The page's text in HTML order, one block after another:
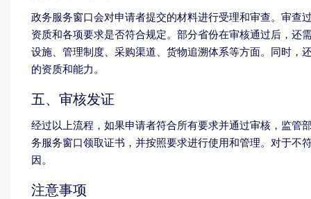
政务服务窗口会对申请者提交的材料进行受理和审查。审查
资质和各项要求是否符合规定。部分省份在审核通过后，
设施、管理制度、采购渠道、货物追溯体系等方面。同时，
的资质和能力。
五、审核发证
经过以上流程，如果申请者符合所有要求并通过审核，监管
务服务窗口领取证书，并按照要求进行使用和管理。对于不
因。
注意事项